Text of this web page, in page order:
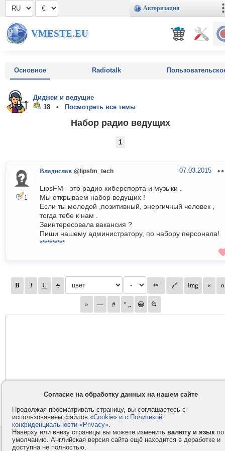
Авторизация
VMESTE.EU
Основное Radiotalk
Диджеи и ведущие
18 •
Посмотреть все темы
Набор радио ведущих
1
1
Владислав @lipsfm_tech 07.03.2015
LipsFM - это радио киберспорта и музыки .
Мы открываем набор ведущих !
Если ты молодой ,позитивный, энергичный человек ,
тогда тебе к нам .
Заинтересовала вакансия ?
Пиши нашему администратору, по набору персонала!
**********
Контакты
Компания
Privacy и Cookie
Согласие на обработку данных на нашем сайте
Продолжая просматривать страницу, вы соглашаетесь с
использованием файлов «Cookie» и с Политикой
конфиденциальности «Privacy».
Наверху или внизу страницы вы можете изменить валюту и язык по
умолчанию. Английская версия сайта ещё находится в доработке и
доступна не полностью.